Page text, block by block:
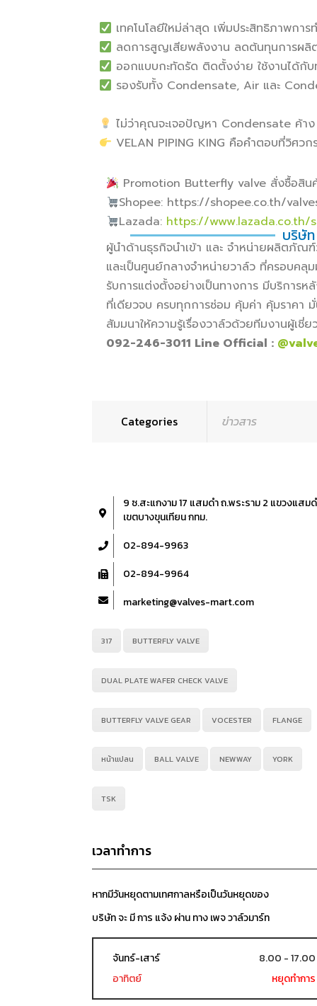
เทคโนโลยีใหม่ล่าสุด เพิ่มประสิทธิภาพการ
ลดการสูญเสียพลังงาน ลดต้นทุนการผลิ
ออกแบบกะทัดรัด ติดตั้งง่าย ใช้งานได้กั
รองรับทั้ง Condensate, Air และ
ไม่ว่าคุณจะเจอปัญหา Condensate ค้า
VELAN PIPING KING คือคำตอบที่วิศวก
Promotion Butterfly valve สั่งซื้อสิน
Shopee: https://shopee.co.th/
Lazada: https://www.lazada.co.th/
บริษั
ผู้นำด้านธุรกิจนำเข้า และ จำหน่ายผลิตภัณ
และเป็นศูนย์กลางจำหน่ายวาล์ว ที่ครอบคลุ
รับการแต่งตั้งอย่างเป็นทางการ มีบริการห
ที่เดียวจบ ครบทุกการซ่อม คุ้มค่า คุ้มราคา
สัมมนาให้ความรู้เรื่องวาล์วด้วยทีมงานผู้เชี่
092-246-3011 Line Official :
Categories ข่าวสาร
9 ซ.สะแกงาม 17 แสมดำ ถ.พระราม 2 แขวงแสม
เขตบางขุนเทียน กทม.
02-894-9963
02-894-9964
marketing@valves-mart.com
317 BUTTERFLY VALVE
DUAL PLATE WAFER CHECK VALVE
BUTTERFLY VALVE GEAR VOCESTER FLANGE
หน้าแปลน BALL VALVE NEWWAY YORK
TSK
เวลาทำการ
หากมีวันหยุดตามเทศกาลหรือเป็นวันหยุดของ
บริษัท จะ มี การ แจ้ง ผ่าน ทาง เพจ วาล์วมาร์ท
จันทร์-เสาร์
8.00 - 17.00
อาทิตย์
หยุดทำการ